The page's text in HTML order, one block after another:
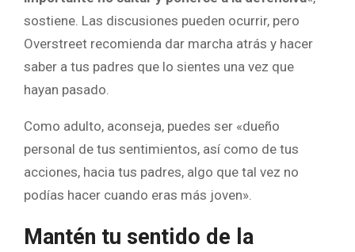
sostiene. Las discusiones pueden ocurrir, pero
Overstreet recomienda dar marcha atrás y hacer
saber a tus padres que lo sientes una vez que
hayan pasado.
Como adulto, aconseja, puedes ser «dueño
personal de tus sentimientos, así como de tus
acciones, hacia tus padres, algo que tal vez no
podías hacer cuando eras más joven».
Mantén tu sentido de la